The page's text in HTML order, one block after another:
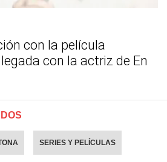
con la película
con la actriz de En
SERIES Y PELÍCULAS